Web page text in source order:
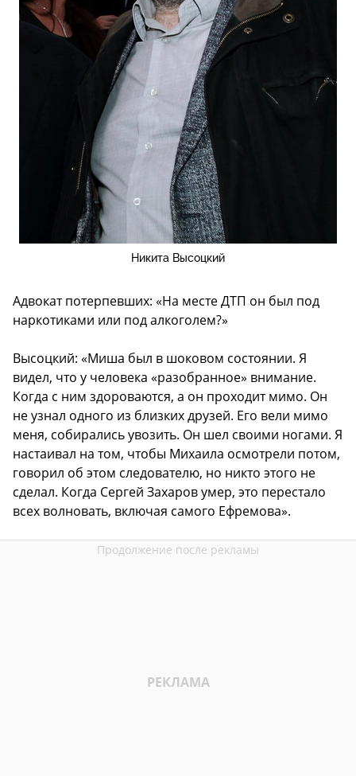
Никита Высоцкий
Адвокат потерпевших: «На месте ДТП он был под
наркотиками или под алкоголем?»
Высоцкий: «Миша был в шоковом состоянии. Я
видел, что у человека «разобранное» внимание.
Когда с ним здороваются, а он проходит мимо. Он
не узнал одного из близких друзей. Его вели мимо
меня, собирались увозить. Он шел своими ногами. Я
настаивал на том, чтобы Михаила осмотрели потом,
говорил об этом следователю, но никто этого не
сделал. Когда Сергей Захаров умер, это перестало
всех волновать, включая самого Ефремова».